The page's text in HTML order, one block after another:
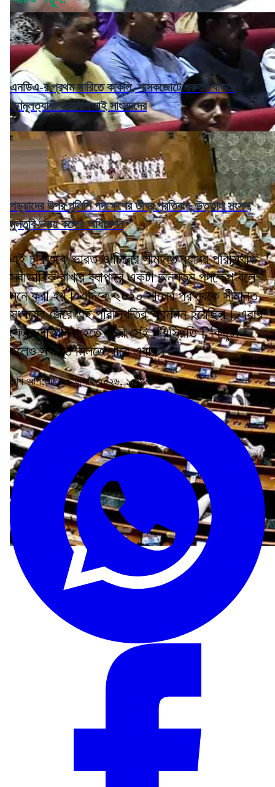
এনডিএ-র প্রথম সারিতে কাকলি, শাসকজোটে গুরুত্ব বাড়ছে
তৃণমূলত্যাগী এনসিপিআই সাংসদদের
পড়ুয়াদের উপর পুলিশি পদক্ষেপের তীব্র প্রতিবাদ, উত্তাল সংসদ,
মুলতুবি উভয় কক্ষের অধিবেশন
এই চুক্তিকে ভারত ও চিনের সীমান্ত বরাবর পরিস্থিতি
স্বাভাবিক রাখার ব্যাপারে একটা অন্যতম পদক্ষেপ বলে
মনে করা হয়। এদিকে ২০২০ সালের পর থেকে সীমান্ত
সংঘর্ষের জেরে এই পরিস্থিতির অবনমন হয়েছিল। এবার
ফের স্বাভাবিক হতে পারে সেই পরিস্থিতি। কিছুটা
হলেও স্বস্তি মিলতে পারে এবার।
শেষ আপডেট: ২৯ জুলাই ২০২৬, ১৫:৪৭